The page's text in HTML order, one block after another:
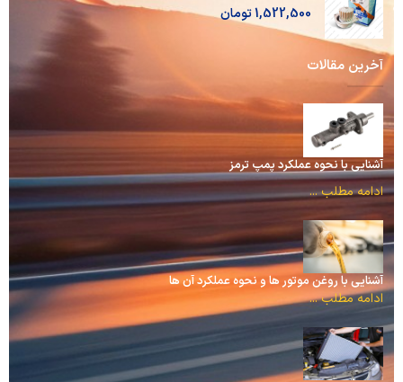
1,522,500تومان
آخرین مقالات
آشنایی با نحوه عملکرد پمپ ترمز
ادامه مطلب ...
آشنایی با روغن موتور ها و نحوه عملکرد آن ها
ادامه مطلب ...